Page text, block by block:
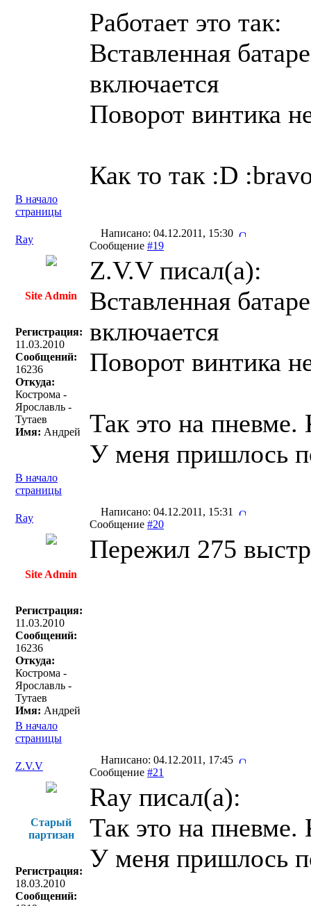
Работает это так:
Вставленная
включается
Поворот винтика
Как то так :D
В начало
страницы
Ray
Написано: 04.12.2011, 15:30
Сообщение #19
Site Admin
Регистрация:
11.03.2010
Сообщений:
16236
Откуда:
Кострома -
Ярославль -
Тутаев
Имя: Андрей
Z.V.V писал(a):
Вставленная
включается
Поворот винтика
Так это на
У меня пришлось
В начало
страницы
Ray
Написано: 04.12.2011, 15:31
Сообщение #20
Site Admin
Регистрация:
11.03.2010
Сообщений:
16236
Откуда:
Кострома -
Ярославль -
Тутаев
Имя: Андрей
Пережил 275
В начало
страницы
Z.V.V
Написано: 04.12.2011, 17:45
Сообщение #21
Старый
партизан
Регистрация:
18.03.2010
Сообщений:
Ray писал(a):
Так это на
У меня пришлось